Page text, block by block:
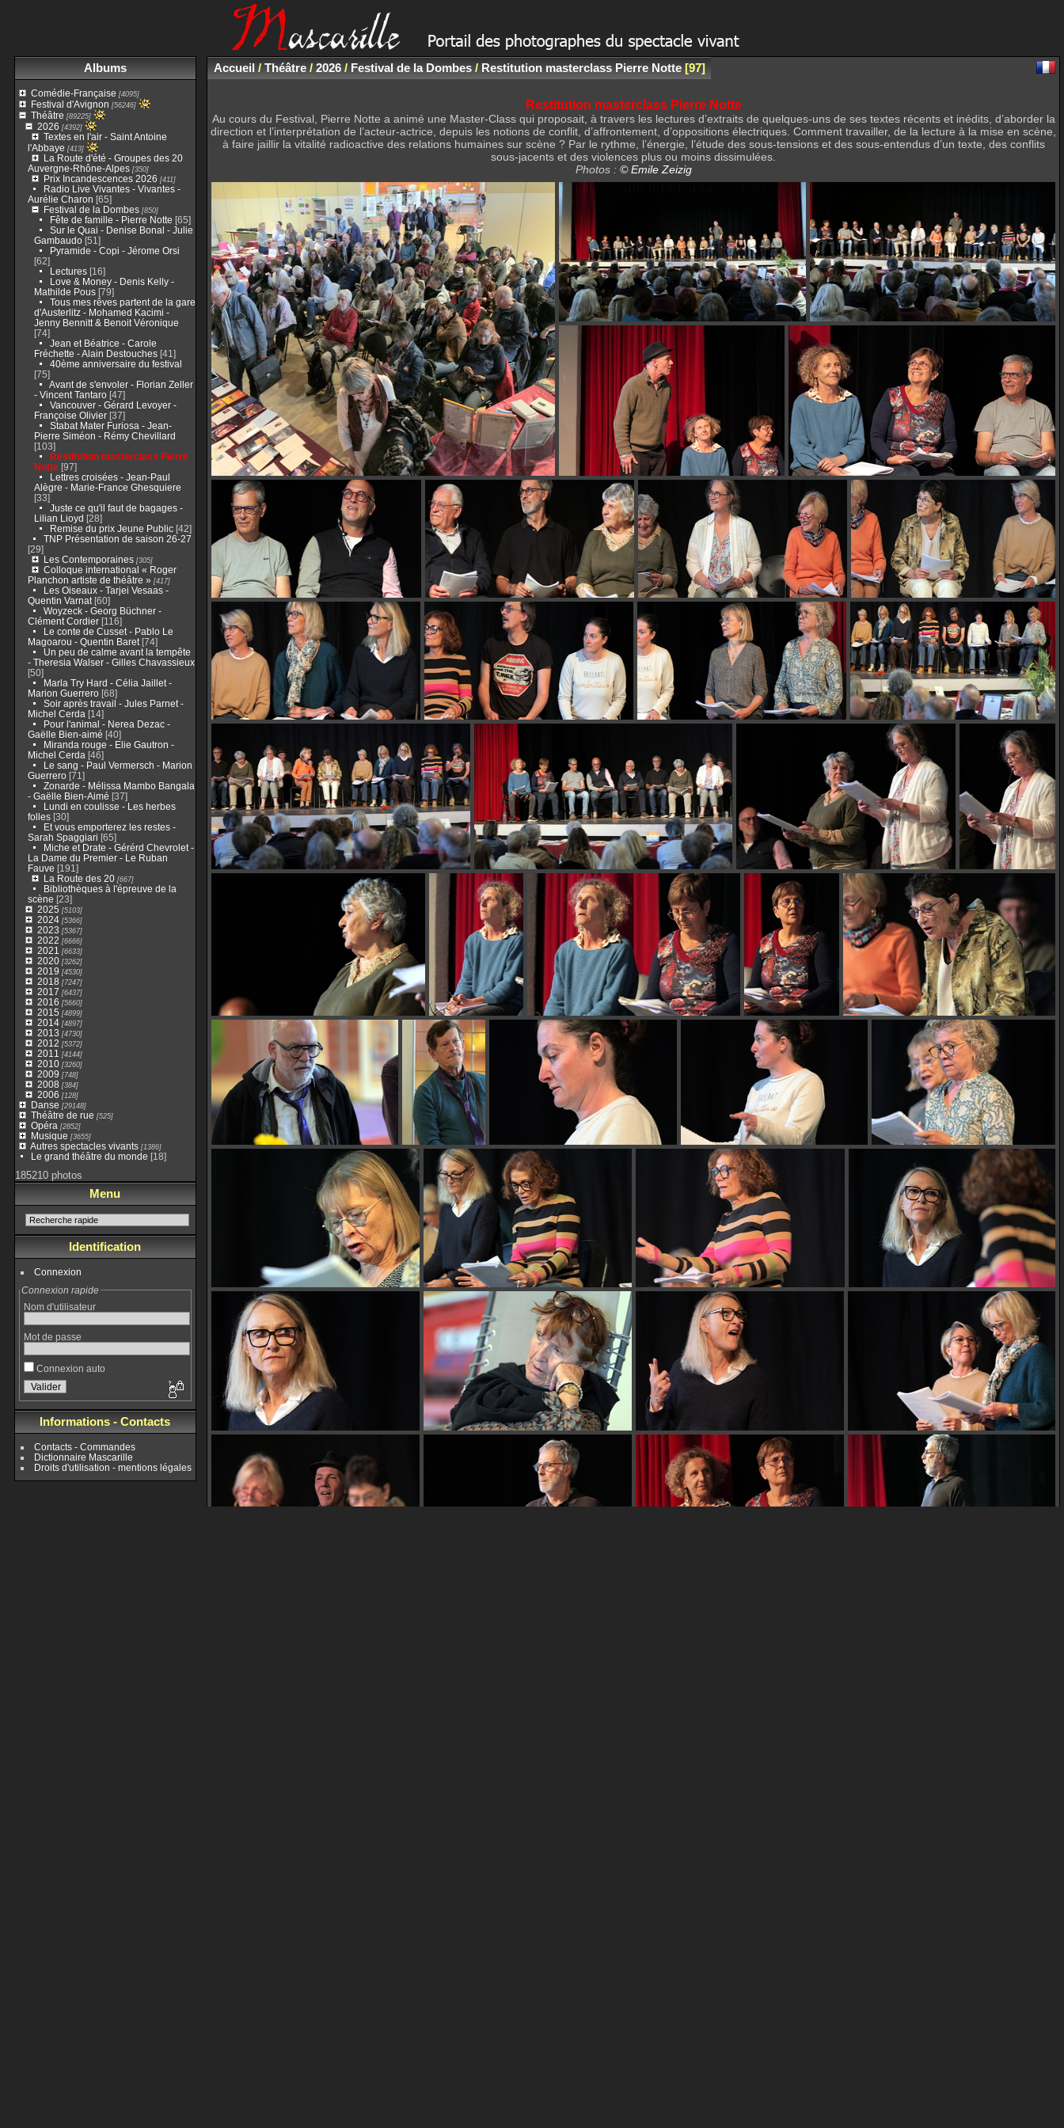
Albums
Comédie-Française [4095]
Festival d'Avignon [56246]
Théâtre [89225]
2026 [4392]
Textes en l'air - Saint Antoine
l'Abbaye [413]
La Route d'été - Groupes des 20
Auvergne-Rhône-Alpes[350]
Prix Incandescences 2026 [411]
Radio Live Vivantes - Vivantes -
Aurélie Charon [65]
Festival de la Dombes[850]
Fête de famille - Pierre Notte [65]
Sur le Quai - Denise Bonal - Julie
Gambaudo[51]
Pyramide - Copi - Jérome Orsi
[62]
Lectures[16]
Love & Money - Denis Kelly -
Mathilde Pous[79]
Tous mes rêves partent de la gare
d'Austerlitz - Mohamed Kacimi -
Jenny Bennitt & Benoit Véronique
[74]
Jean et Béatrice - Carole
Fréchette - Alain Destouches[41]
40ème anniversaire du festival
[75]
Avant de s'envoler - Florian Zeller
- Vincent Tantaro[47]
Vancouver - Gérard Levoyer -
Françoise Olivier[37]
Stabat Mater Furiosa - Jean-
Pierre Siméon - Rémy Chevillard
[103]
Restitution masterclass Pierre
Notte[97]
Lettres croisées - Jean-Paul
Alègre - Marie-France Ghesquiere
[33]
Juste ce qu'il faut de bagages -
Lilian Lioyd [28]
Remise du prix Jeune Public[42]
TNP Présentation de saison 26-27
[29]
Les Contemporaines[305]
Colloque international « Roger
Planchon artiste de théâtre » [417]
Les Oiseaux - Tarjei Vesaas -
Quentin Varnat[60]
Woyzeck - Georg Büchner -
Clément Cordier[116]
Le conte de Cusset - Pablo Le
Magoarou - Quentin Baret[74]
Un peu de calme avant la tempête
- Theresia Walser - Gilles Chavassieux
[50]
Marla Try Hard - Célia Jaillet -
Marion Guerrero[68]
Soir après travail - Jules Parnet -
Michel Cerda [14]
Pour l'animal - Nerea Dezac -
Gaëlle Bien-aimé [40]
Miranda rouge - Elie Gautron -
Michel Cerda [46]
Le sang - Paul Vermersch - Marion
Guerrero[71]
Zonarde - Mélissa Mambo Bangala
- Gaëlle Bien-Aimé [37]
Lundi en coulisse - Les herbes
folles[30]
Et vous emporterez les restes -
Sarah Spaggiari [65]
Miche et Drate - Gérérd Chevrolet -
La Dame du Premier - Le Ruban
Fauve [191]
La Route des 20[667]
Bibliothèques à l'épreuve de la
scène [23]
2025 [5103]
2024[5366]
2023 [5367]
2022 [6666]
2021 [6633]
2020[3262]
2019 [4530]
2018 [7247]
2017 [6437]
2016 [5660]
2015 [4899]
2014[4897]
2013 [4730]
2012 [5372]
2011 [4144]
2010[3260]
2009 [748]
2008 [384]
2006 [128]
Danse [29148]
Théâtre de rue [525]
Opéra [2852]
Musique [3655]
Autres spectacles vivants[1386]
Le grand théâtre du monde [18]
185210 photos
Menu
Identification
Connexion
Connexion rapide
Nom d'utilisateur
Mot de passe
Connexion auto
Informations - Contacts
Contacts - Commandes
Dictionnaire Mascarille
Droits d'utilisation - mentions légales
Accueil/ Théâtre/ 2026/ Festival de la Dombes/ Restitution masterclass Pierre Notte 97
Restitution masterclass Pierre Notte
Au cours du Festival, Pierre Notte a animé une Master-Class qui proposait, à travers les lectures d’extraits de quelques-uns de ses textes récents et inédits, d’aborder la
direction et l’interprétation de l’acteur-actrice, depuis les notions de conflit, d’affrontement, d’oppositions électriques. Comment travailler, de la lecture à la mise en scène,
à faire jaillir la vitalité radioactive des relations humaines sur scène ? Par le rythme, l’énergie, l’étude des sous-tensions et des sous-entendus d’un texte, des conflits
sous-jacents et des violences plus ou moins dissimulées.
Photos : © Emile Zeizig